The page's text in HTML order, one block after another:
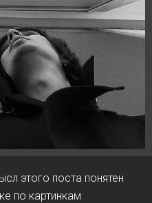
этого поста понятен
по картинкам